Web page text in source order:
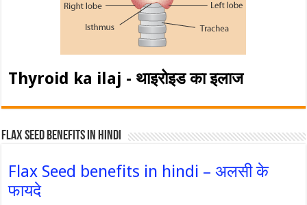
Thyroid ka ilaj - थाइरोइड का इलाज
Flax Seed Benefits in hindi
Flax Seed benefits in hindi – अलसी के
फायदे